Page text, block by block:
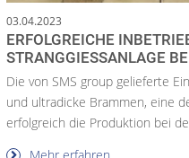
03.04.2023
ERFOLGREICHE
STRANGGIESSANLAGE
Die von SMS group gelieferte
und ultradicke Brammen, eine
erfolgreich die Produktion bei